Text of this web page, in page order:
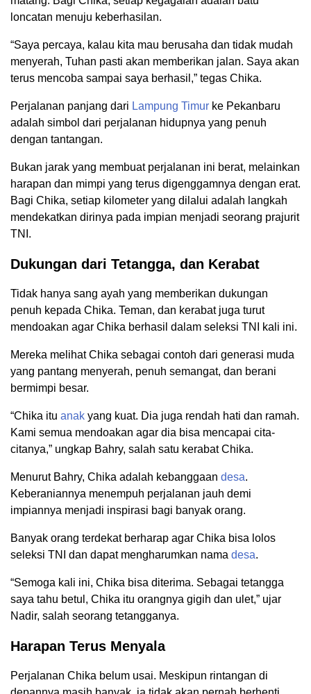
loncatan menuju keberhasilan.
“Saya percaya, kalau kita mau berusaha dan tidak mudah
menyerah, Tuhan pasti akan memberikan jalan. Saya akan
terus mencoba sampai saya berhasil,” tegas Chika.
Perjalanan panjang dari Lampung Timur ke Pekanbaru
adalah simbol dari perjalanan hidupnya yang penuh
dengan tantangan.
Bukan jarak yang membuat perjalanan ini berat, melainkan
harapan dan mimpi yang terus digenggamnya dengan erat.
Bagi Chika, setiap kilometer yang dilalui adalah langkah
mendekatkan dirinya pada impian menjadi seorang prajurit
TNI.
Dukungan dari Tetangga, dan Kerabat
Tidak hanya sang ayah yang memberikan dukungan
penuh kepada Chika. Teman, dan kerabat juga turut
mendoakan agar Chika berhasil dalam seleksi TNI kali ini.
Mereka melihat Chika sebagai contoh dari generasi muda
yang pantang menyerah, penuh semangat, dan berani
bermimpi besar.
“Chika itu anak yang kuat. Dia juga rendah hati dan ramah.
Kami semua mendoakan agar dia bisa mencapai cita-
citanya,” ungkap Bahry, salah satu kerabat Chika.
Menurut Bahry, Chika adalah kebanggaan desa.
Keberaniannya menempuh perjalanan jauh demi
impiannya menjadi inspirasi bagi banyak orang.
Banyak orang terdekat berharap agar Chika bisa lolos
seleksi TNI dan dapat mengharumkan nama desa.
“Semoga kali ini, Chika bisa diterima. Sebagai tetangga
saya tahu betul, Chika itu orangnya gigih dan ulet,” ujar
Nadir, salah seorang tetangganya.
Harapan Terus Menyala
Perjalanan Chika belum usai. Meskipun rintangan di